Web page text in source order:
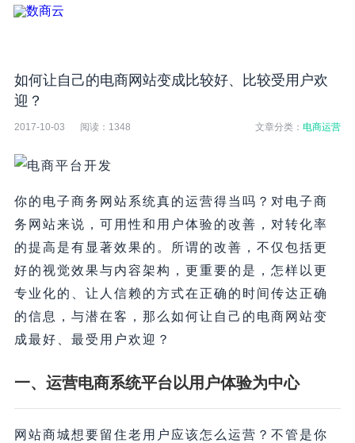
如何让自己的电商网站变成比较好、比较受用户欢
迎？
2017-10-03 阅读： 1348 文章分类：电商运营
你的电子商务网站系统真的运营得当吗？对电子商
务网站来说，可用性和用户体验的改善，对转化率
的提高是有显著效果的。所谓的改善，不仅包括更
好的视觉效果与内容架构，更重要的是，怎样以更
专业化的、让人信赖的方式在正确的时间传达正确
的信息，与潜在客，那么如何让自己的电商网站变
成最好、最受用户欢迎？
一、运营电商系统平台以用户体验为中心
网站商城想要留住老用户应该怎么运营？不管是你